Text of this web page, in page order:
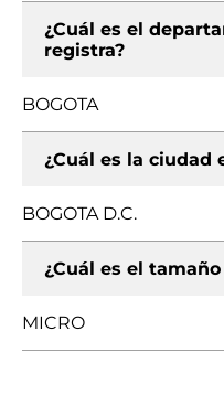
¿Cuál es el
registra?
BOGOTA
¿Cuál es la ciudad
BOGOTA D.C.
¿Cuál es el
MICRO